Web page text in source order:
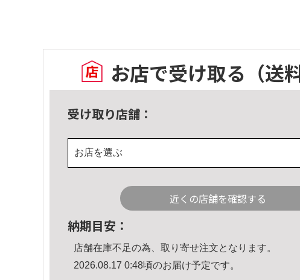
お店で受け取る （送
受け取り店舗：
お店を選ぶ
近くの店舗を確認する
納期目安：
店舗在庫不足の為、取り寄せ注文となります。
2026.08.17 0:48頃のお届け予定です。